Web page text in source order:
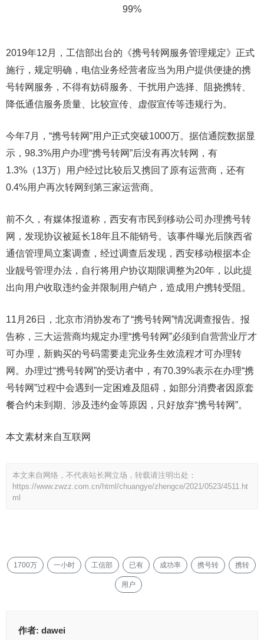
2019年12月，工信部出台的《携号转网服务管理规定》正式
施行，规定明确，电信业务经营者应当为用户提供便捷的携
号转网服务，不得有妨碍服务、干扰用户选择、阻挠携转、
降低通信服务质量、比较宣传、虚假宣传等违规行为。
今年7月，“携号转网”用户正式突破1000万。据信通院数据显
示，98.3%用户办理“携号转网”后没有再次转网，有
1.3%（13万）用户经过比较后又携回了原有运营商，还有
0.4%用户再次转网到第三家运营商。
前不久，有媒体报道称，西安有市民到移动公司办理携号转
网，发现协议被延长18年且不能销号。该事件曝光后陕西省
通信管理局立案调查，经过调查后发现，西安移动根据本企
业靓号管理办法，自行将用户协议期限调整为20年，以此提
出向用户收取违约金并限制用户销户，造成用户携转受阻。
11月26日，北京市消协发布了“携号转网”情况调查报告。报
告称，三大运营商均规定办理“携号转网”必须到自营营业厅才
可办理，新购买的号码需要走完业务生效流程才可办理转
网。办理过“携号转网”的受访者中，有70.39%表示在办理“携
号转网”过程中会遇到一定困难及阻碍，如部分消费者因原套
餐合约未到期、涉及违约金等原因，只好放弃“携号转网”。
本文素材来自互联网
本文来自网络，不代表站长网立场，转载请注明出处：
https://www.zwzz.com.cn/html/chuangye/zhengce/2021/0523/4511.ht
ml
1700万 一小时 工信部 已有 成功率 携号转 携转
用户
作者: dawei